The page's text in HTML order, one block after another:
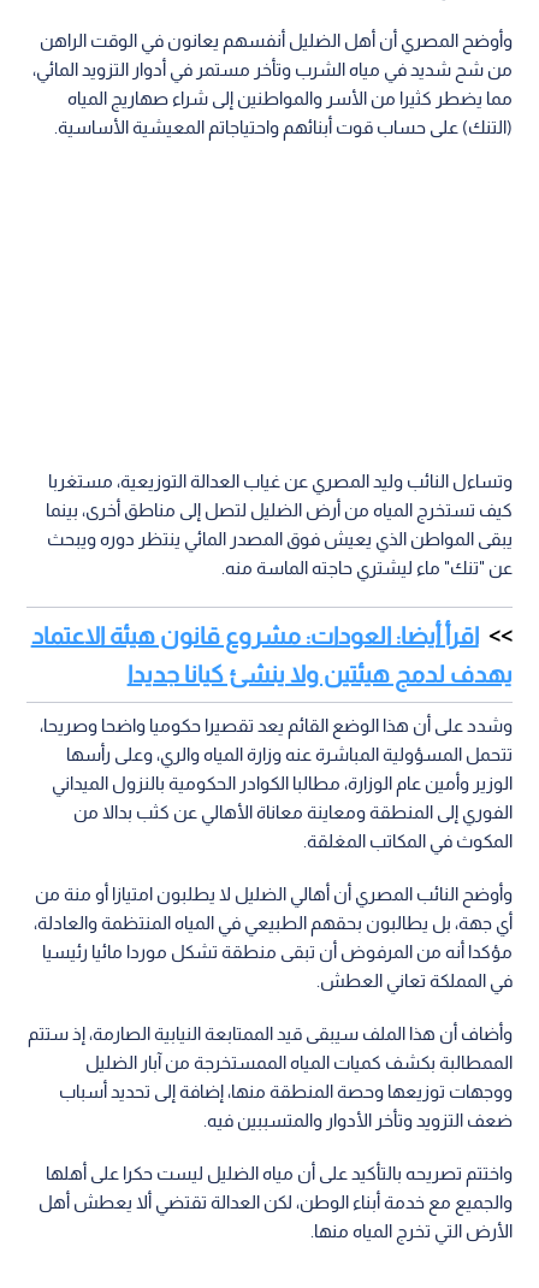
وأوضح المصري أن أهل الضليل أنفسهم يعانون في الوقت الراهن
من شح شديد في مياه الشرب وتأخر مستمر في أدوار التزويد المائي،
مما يضطر كثيرا من الأسر والمواطنين إلى شراء صهاريج المياه
(التنك) على حساب قوت أبنائهم واحتياجاتم المعيشية الأساسية.
وتساءل النائب وليد المصري عن غياب العدالة التوزيعية، مستغربا
كيف تستخرج المياه من أرض الضليل لتصل إلى مناطق أخرى، بينما
يبقى المواطن الذي يعيش فوق المصدر المائي ينتظر دوره ويبحث
عن "تنك" ماء ليشتري حاجته الماسة منه.
اقرأ أيضا: العودات: مشروع قانون هيئة الاعتماد
يهدف لدمج هيئتين ولا ينشئ كيانا جديدا
وشدد على أن هذا الوضع القائم يعد تقصيرا حكوميا واضحا وصريحا،
تتحمل المسؤولية المباشرة عنه وزارة المياه والري، وعلى رأسها
الوزير وأمين عام الوزارة، مطالبا الكوادر الحكومية بالنزول الميداني
الفوري إلى المنطقة ومعاينة معاناة الأهالي عن كثب بدالا من
المكوث في المكاتب المغلقة.
وأوضح النائب المصري أن أهالي الضليل لا يطلبون امتيازا أو منة من
أي جهة، بل يطالبون بحقهم الطبيعي في المياه المنتظمة والعادلة،
مؤكدا أنه من المرفوض أن تبقى منطقة تشكل موردا مائيا رئيسيا
في المملكة تعاني العطش.
وأضاف أن هذا الملف سيبقى قيد الممتابعة النيابية الصارمة، إذ ستتم
الممطالبة بكشف كميات المياه الممستخرجة من آبار الضليل
ووجهات توزيعها وحصة المنطقة منها، إضافة إلى تحديد أسباب
ضعف التزويد وتأخر الأدوار والمتسببين فيه.
واختتم تصريحه بالتأكيد على أن مياه الضليل ليست حكرا على أهلها
والجميع مع خدمة أبناء الوطن، لكن العدالة تقتضي ألا يعطش أهل
الأرض التي تخرج المياه منها.